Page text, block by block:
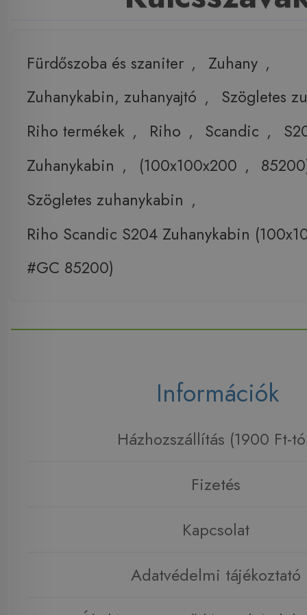
Fürdőszoba és szaniter , Zuhany ,
Zuhanykabin, zuhanyajtó ,
Szögletes
Riho termékek , Riho , Scandic ,
Zuhanykabin , (100x100x200 ,
Szögletes zuhanykabin ,
Riho Scandic S204 Zuhanykabin
#GC 85200)
Információk
Házhozszállítás (1900 Ft-
Fizetés
Kapcsolat
Adatvédelmi tájékoztató